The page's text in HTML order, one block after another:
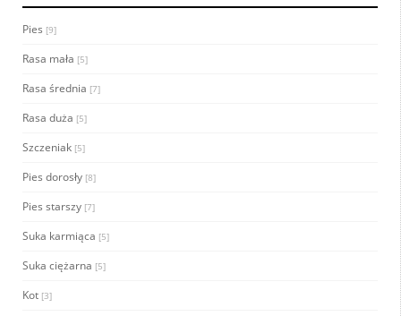
Pies [9]
Rasa mała [5]
Rasa średnia [7]
Rasa duża [5]
Szczeniak [5]
Pies dorosły [8]
Pies starszy [7]
Suka karmiąca [5]
Suka ciężarna [5]
Kot [3]